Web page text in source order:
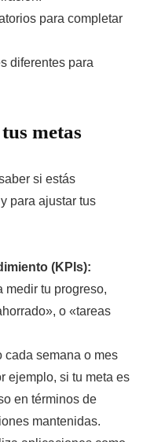
para completar
diferentes para
metas
si estás
para ajustar tus
(KPIs):
medir tu progreso,
o «tareas
cada semana o mes
ejemplo, si tu meta es
en términos de
mantenidas.